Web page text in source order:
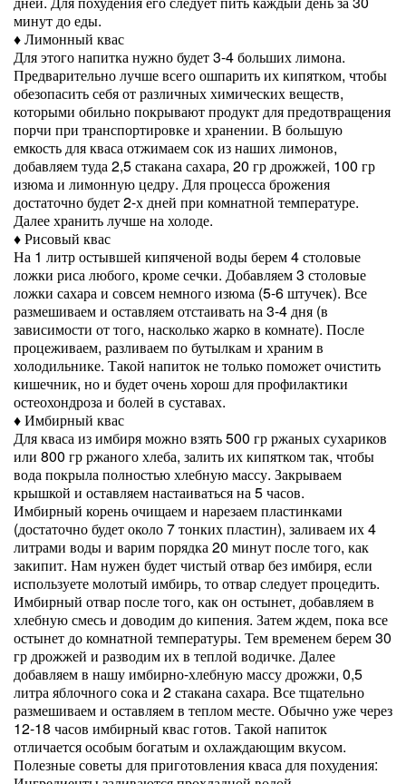
минут до еды.
♦ Лимонный квас
Для этого напитка нужно будет 3-4 больших лимона.
Предварительно лучше всего ошпарить их кипятком, чтобы
обезопасить себя от различных химических веществ,
которыми обильно покрывают продукт для предотвращения
порчи при транспортировке и хранении. В большую
емкость для кваса отжимаем сок из наших лимонов,
добавляем туда 2,5 стакана сахара, 20 гр дрожжей, 100 гр
изюма и лимонную цедру. Для процесса брожения
достаточно будет 2-х дней при комнатной температуре.
Далее хранить лучше на холоде.
♦ Рисовый квас
На 1 литр остывшей кипяченой воды берем 4 столовые
ложки риса любого, кроме сечки. Добавляем 3 столовые
ложки сахара и совсем немного изюма (5-6 штучек). Все
размешиваем и оставляем отстаивать на 3-4 дня (в
зависимости от того, насколько жарко в комнате). После
процеживаем, разливаем по бутылкам и храним в
холодильнике. Такой напиток не только поможет очистить
кишечник, но и будет очень хорош для профилактики
остеохондроза и болей в суставах.
♦ Имбирный квас
Для кваса из имбиря можно взять 500 гр ржаных сухариков
или 800 гр ржаного хлеба, залить их кипятком так, чтобы
вода покрыла полностью хлебную массу. Закрываем
крышкой и оставляем настаиваться на 5 часов.
Имбирный корень очищаем и нарезаем пластинками
(достаточно будет около 7 тонких пластин), заливаем их 4
литрами воды и варим порядка 20 минут после того, как
закипит. Нам нужен будет чистый отвар без имбиря, если
используете молотый имбирь, то отвар следует процедить.
Имбирный отвар после того, как он остынет, добавляем в
хлебную смесь и доводим до кипения. Затем ждем, пока все
остынет до комнатной температуры. Тем временем берем 30
гр дрожжей и разводим их в теплой водичке. Далее
добавляем в нашу имбирно-хлебную массу дрожжи, 0,5
литра яблочного сока и 2 стакана сахара. Все тщательно
размешиваем и оставляем в теплом месте. Обычно уже через
12-18 часов имбирный квас готов. Такой напиток
отличается особым богатым и охлаждающим вкусом.
Полезные советы для приготовления кваса для похудения: